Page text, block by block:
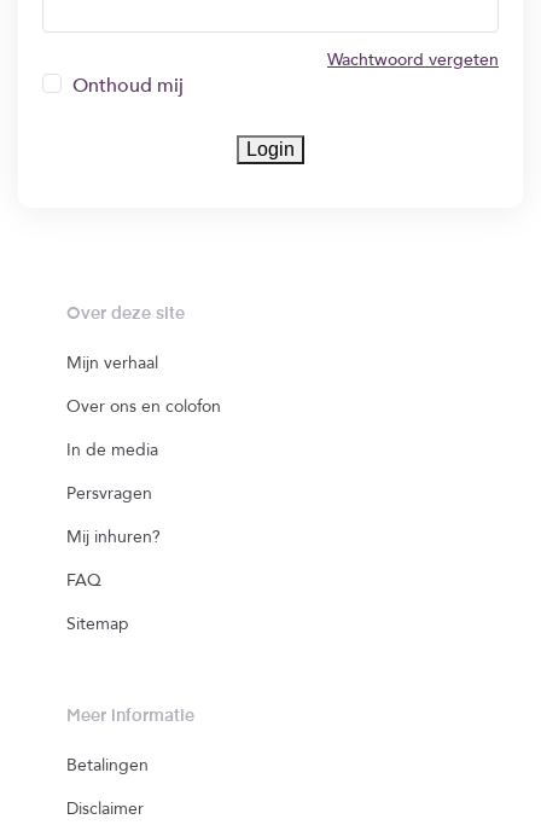
Onthoud mij
Login
Wachtwoord vergeten
Over deze site
Mijn verhaal
Over ons en colofon
In de media
Persvragen
Mij inhuren?
FAQ
Sitemap
Meer informatie
Betalingen
Disclaimer